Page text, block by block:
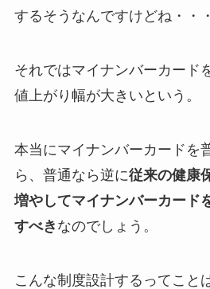
するそうなんですけどね・・
それではマイナンバーカード
値上がり幅が大きいという。
本当にマイナンバーカードを
ら、普通なら逆に従来の健康
増やしてマイナンバーカード
すべき なのでしょう。
こんな制度設計するってこと